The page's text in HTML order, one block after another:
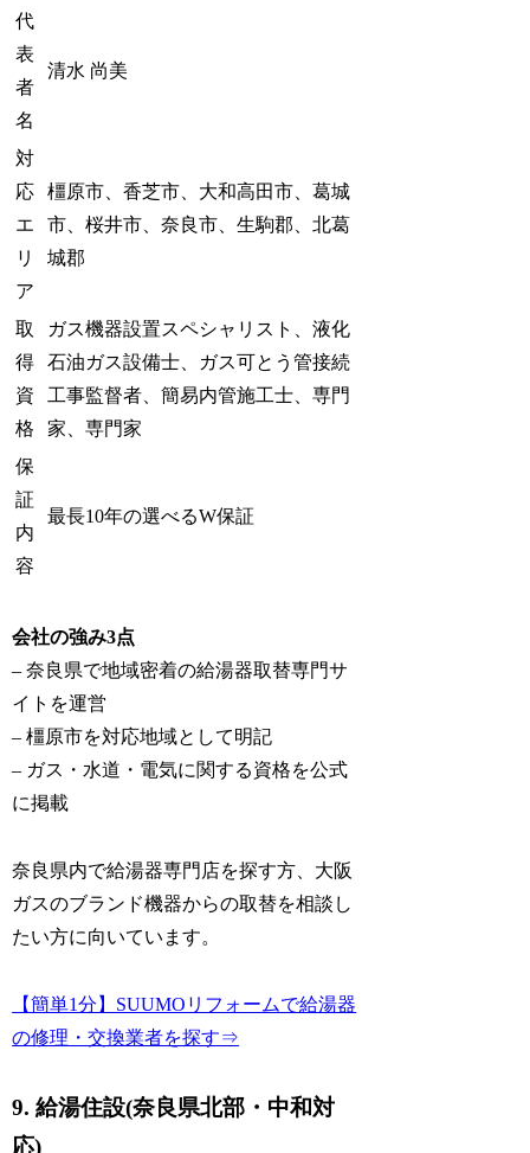
代
表
者
名
清水 尚美
対
応
エ
リ
ア
橿原市、香芝市、大和高田市、葛城
市、桜井市、奈良市、生駒郡、北葛
城郡
取
得
資
格
ガス機器設置スペシャリスト、液化
石油ガス設備士、ガス可とう管接続
工事監督者、簡易内管施工士、専門
家、専門家
保
証
内
容
最長10年の選べるW保証
会社の強み3点
– 奈良県で地域密着の給湯器取替専門サ
イトを運営
– 橿原市を対応地域として明記
– ガス・水道・電気に関する資格を公式
に掲載
奈良県内で給湯器専門店を探す方、大阪
ガスのブランド機器からの取替を相談し
たい方に向いています。
【簡単1分】SUUMOリフォームで給湯器
の修理・交換業者を探す⇒
9. 給湯住設(奈良県北部・中和対
応)